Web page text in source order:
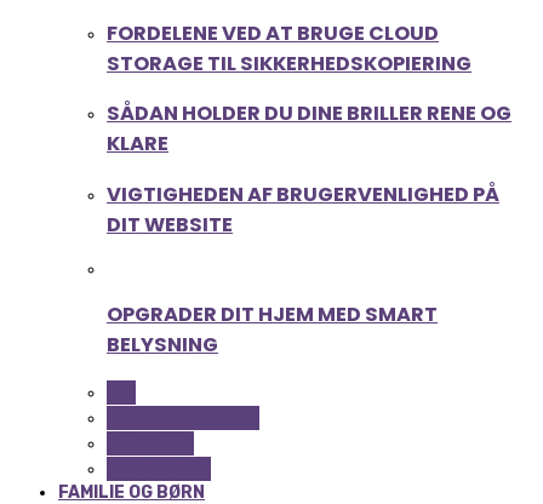
FORDELENE VED AT BRUGE CLOUD
STORAGE TIL SIKKERHEDSKOPIERING
SÅDAN HOLDER DU DINE BRILLER RENE OG
KLARE
VIGTIGHEDEN AF BRUGERVENLIGHED PÅ
DIT WEBSITE
OPGRADER DIT HJEM MED SMART
BELYSNING
FAMILIE OG BØRN